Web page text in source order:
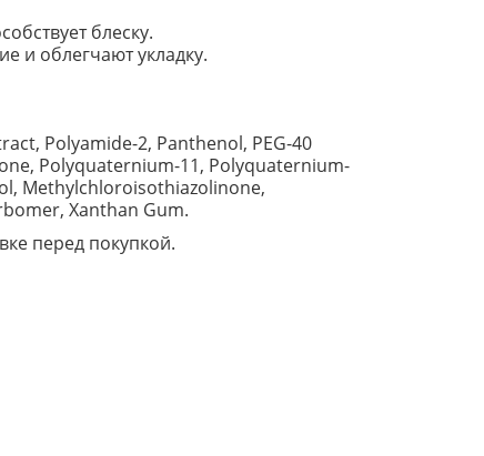
блеску.
и облегчают укладку.
Polyamide-2, Panthenol, PEG-40
Polyquaternium-11, Polyquaternium-
Methylchloroisothiazolinone,
Xanthan Gum.
перед покупкой.